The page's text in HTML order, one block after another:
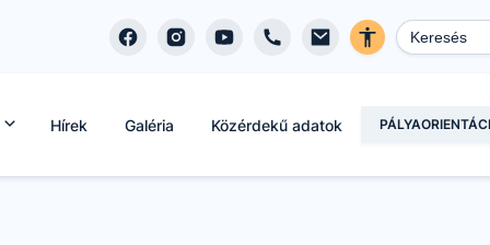
Hírek Galéria Közérdekű adatok